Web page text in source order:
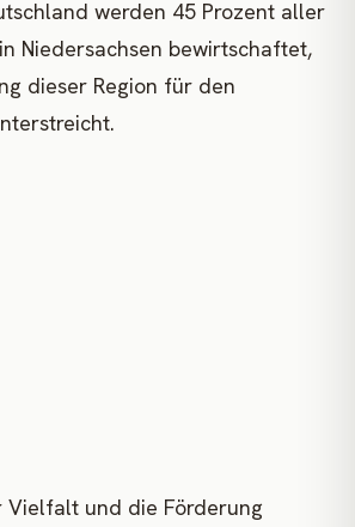
werden 45 Prozent aller
Niedersachsen bewirtschaftet,
dieser Region für den
Vielfalt und die Förderung